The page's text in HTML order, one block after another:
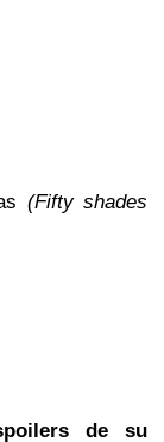
(Fifty shades
de su